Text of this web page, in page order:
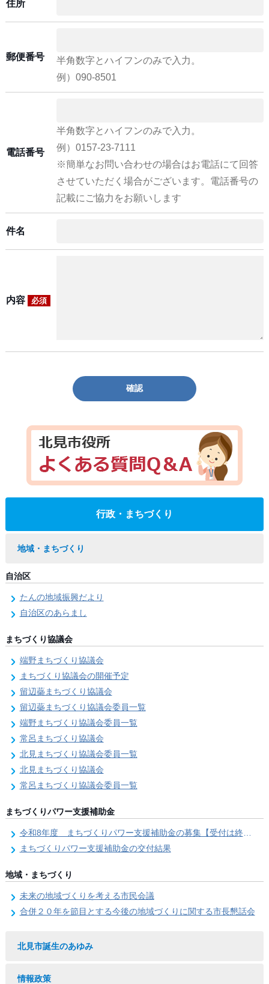
住所
郵便番号
半角数字とハイフンのみで入力。
例）090-8501
電話番号
半角数字とハイフンのみで入力。
例）0157-23-7111
※簡単なお問い合わせの場合はお電話にて回答
させていただく場合がございます。電話番号の
記載にご協力をお願いします
件名
内容 必須
確認
行政・まちづくり
地域・まちづくり
自治区
たんの地域振興だより
自治区のあらまし
まちづくり協議会
端野まちづくり協議会
まちづくり協議会の開催予定
留辺蘂まちづくり協議会
留辺蘂まちづくり協議会委員一覧
端野まちづくり協議会委員一覧
常呂まちづくり協議会
北見まちづくり協議会委員一覧
北見まちづくり協議会
常呂まちづくり協議会委員一覧
まちづくりパワー支援補助金
令和8年度 まちづくりパワー支援補助金の募集【受付は終了しました。】
まちづくりパワー支援補助金の交付結果
地域・まちづくり
未来の地域づくりを考える市民会議
合併２０年を節目とする今後の地域づくりに関する市長懇話会
北見市誕生のあゆみ
情報政策